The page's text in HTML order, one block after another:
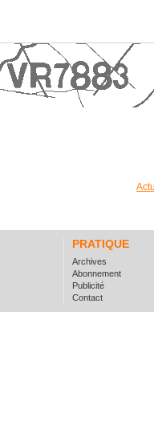
PRATIQUE
Archives
Abonnement
Publicité
Contact